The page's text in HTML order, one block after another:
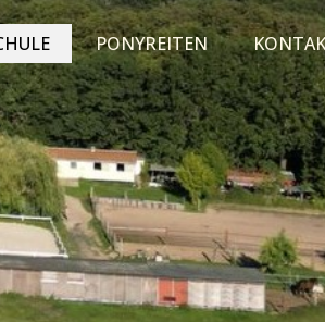
PONYREITEN